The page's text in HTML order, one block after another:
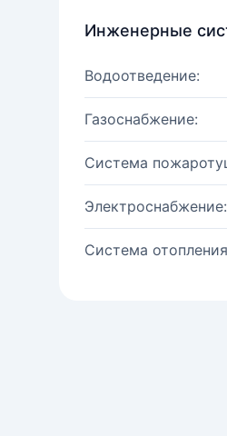
Инженерные
Водоотведение:
Газоснабжение:
Система
Электроснабжение:
Система